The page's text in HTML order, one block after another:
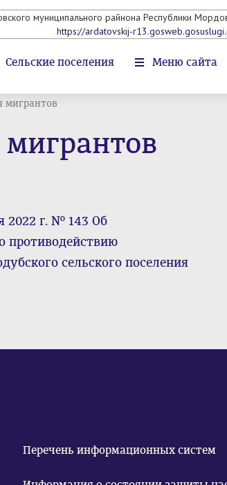
муниципального райнона Республики
https://ardatovskij-
Сельские поселения Меню сайта
мигрантов
2022 г. № 143 Об
противодействию
сельского поселения
Перечень информационных систем